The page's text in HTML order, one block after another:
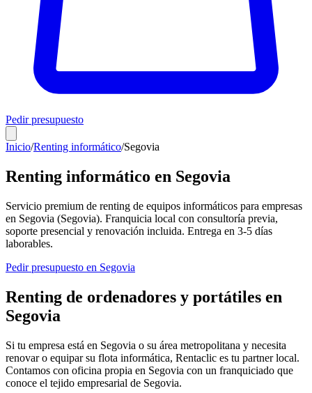
Pedir presupuesto
Inicio/Renting informático/Segovia
Renting informático en Segovia
Servicio premium de renting de equipos informáticos para empresas
en Segovia (Segovia). Franquicia local con consultoría previa,
soporte presencial y renovación incluida. Entrega en 3-5 días
laborables.
Pedir presupuesto en Segovia
Renting de ordenadores y portátiles en
Segovia
Si tu empresa está en Segovia o su área metropolitana y necesita
renovar o equipar su flota informática, Rentaclic es tu partner local.
Contamos con oficina propia en Segovia con un franquiciado que
conoce el tejido empresarial de Segovia.